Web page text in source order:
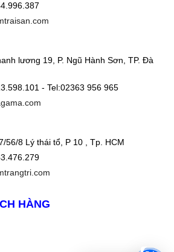
lương 19, P. Ngũ Hành Sơn, TP. Đà
- Tel:02363 956 965
56/8 Lý thái tổ, P 10 , Tp. HCM
HÀNG